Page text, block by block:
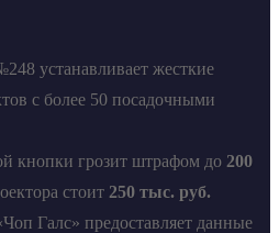
устанавливает жесткие
с более 50 посадочными
кнопки грозит штрафом до 200
стоит 250 тыс. руб.
Галс» предоставляет данные